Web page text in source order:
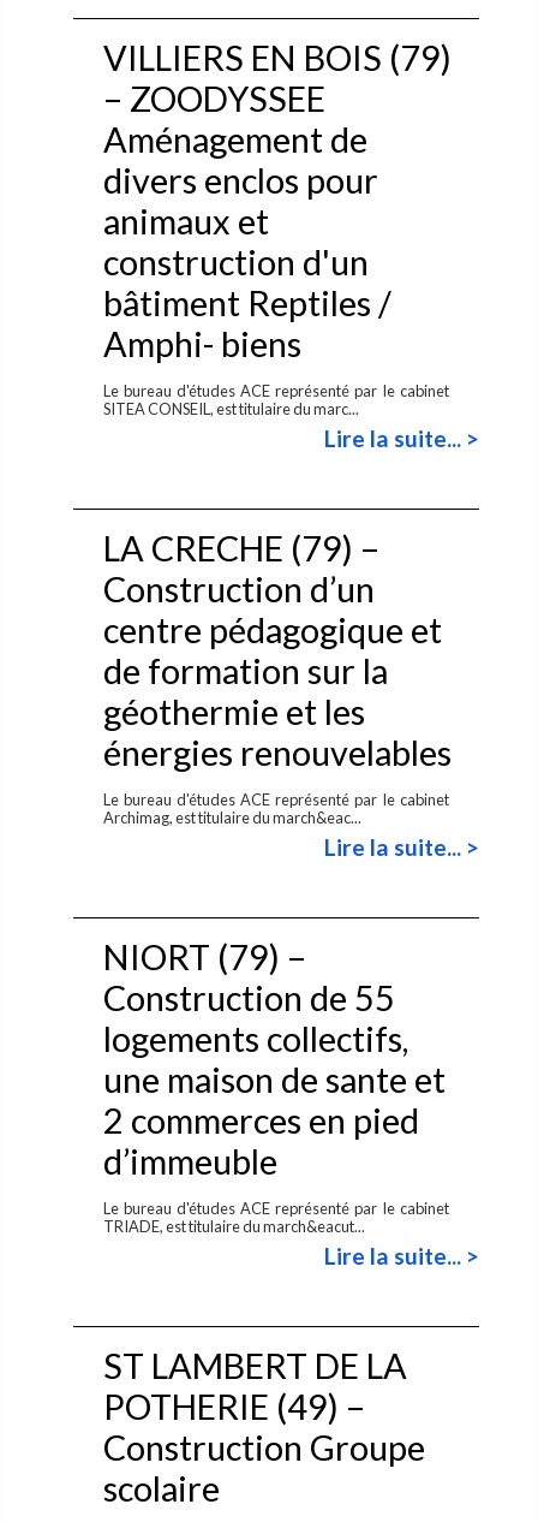
VILLIERS EN BOIS (79)
– ZOODYSSEE
Aménagement de
divers enclos pour
animaux et
construction d'un
bâtiment Reptiles /
Amphi- biens
Le bureau d'études ACE représenté par le cabinet
SITEA CONSEIL, est titulaire du marc...
Lire la suite... >
LA CRECHE (79) –
Construction d’un
centre pédagogique et
de formation sur la
géothermie et les
énergies renouvelables
Le bureau d'études ACE représenté par le cabinet
Archimag, est titulaire du march&eac...
Lire la suite... >
NIORT (79) –
Construction de 55
logements collectifs,
une maison de sante et
2 commerces en pied
d’immeuble
Le bureau d'études ACE représenté par le cabinet
TRIADE, est titulaire du march&eacut...
Lire la suite... >
ST LAMBERT DE LA
POTHERIE (49) –
Construction Groupe
scolaire